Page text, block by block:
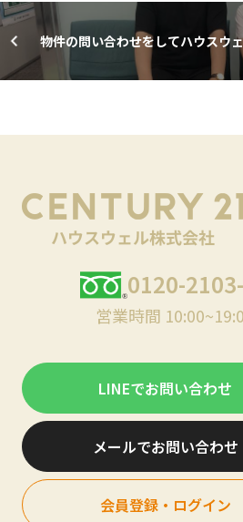
物件の問い合わせをしてハウスウ
0120-
営業時間
LINEでお問い合わせ
メールでお問い合わせ
会員登録・ログイン